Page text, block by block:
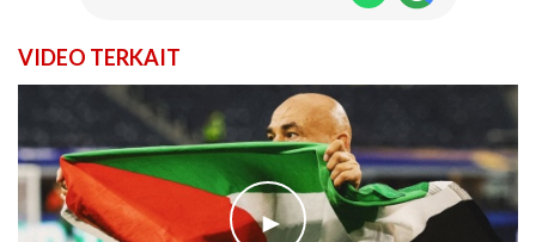
VIDEO TERKAIT
►